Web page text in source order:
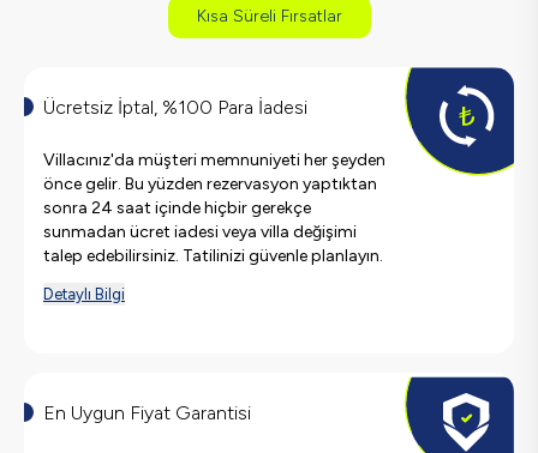
Kısa Süreli Fırsatlar
Ücretsiz İptal, %100 Para İadesi
Villacınız'da müşteri memnuniyeti her şeyden
önce gelir. Bu yüzden rezervasyon yaptıktan
sonra 24 saat içinde hiçbir gerekçe
sunmadan ücret iadesi veya villa değişimi
talep edebilirsiniz. Tatilinizi güvenle planlayın.
Detaylı Bilgi
En Uygun Fiyat Garantisi